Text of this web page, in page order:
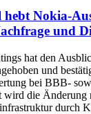
hebt Nokia-
und
hat den
und
bei BBB‑
wird die Änderung
durch